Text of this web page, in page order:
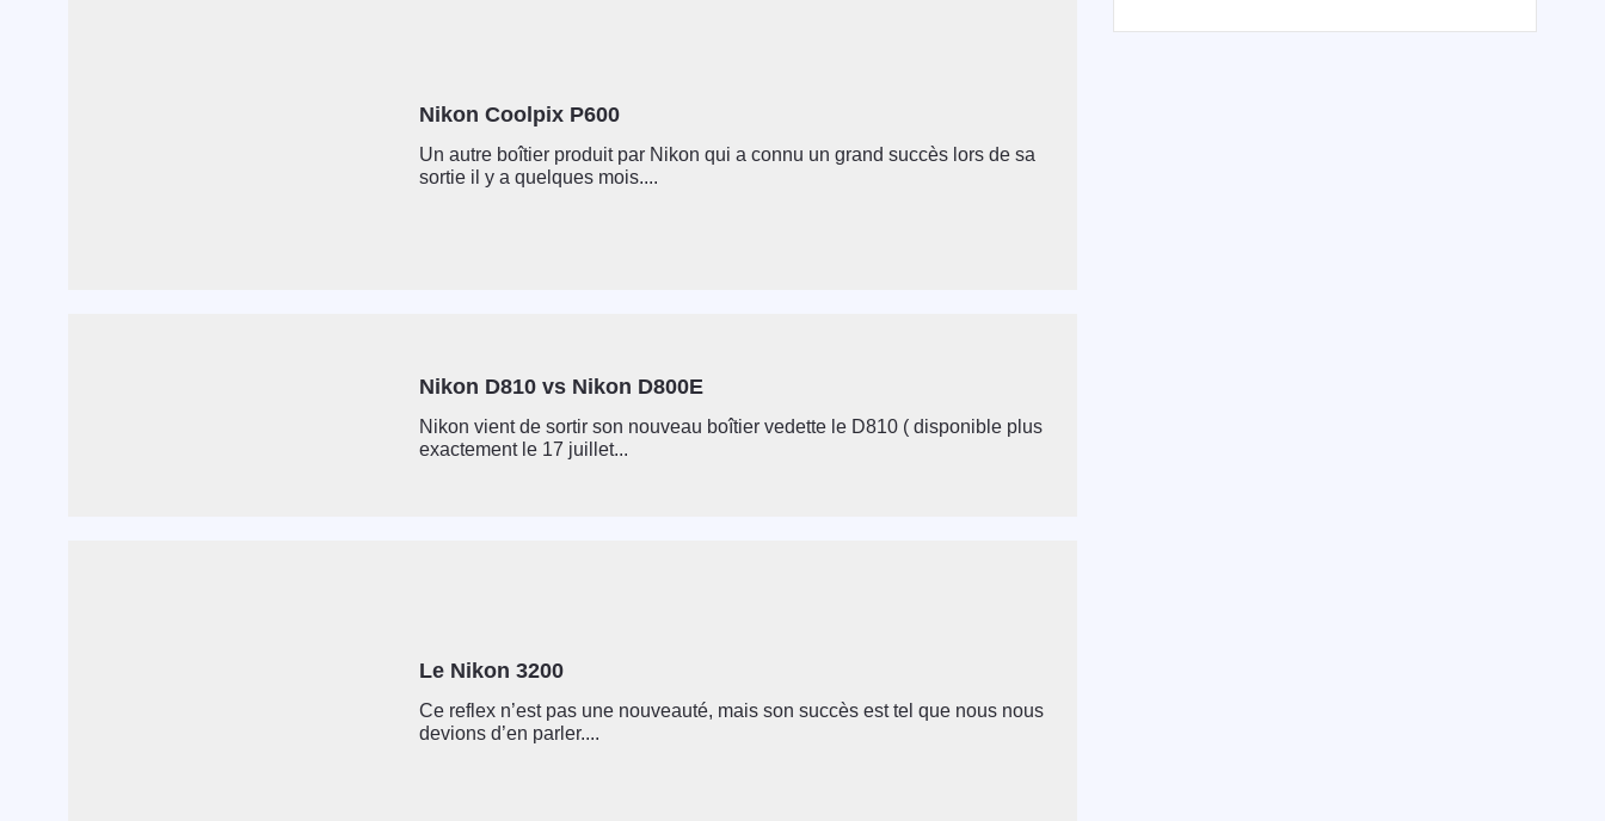
Nikon Coolpix P600
Un autre boîtier produit par Nikon qui a connu un grand succès lors de sa
sortie il y a quelques mois....
Nikon D810 vs Nikon D800E
Nikon vient de sortir son nouveau boîtier vedette le D810 ( disponible plus
exactement le 17 juillet...
Le Nikon 3200
Ce reflex n’est pas une nouveauté, mais son succès est tel que nous nous
devions d’en parler....